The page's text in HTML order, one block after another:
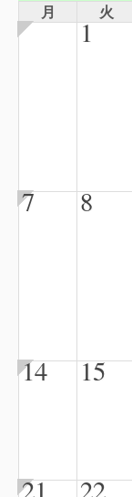
月 火
1
7 8
14 15
21 22